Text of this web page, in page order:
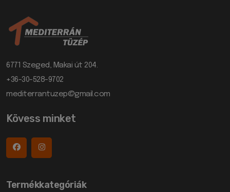
6771 Szeged, Makai út 204.
+36-30-528-9702
mediterrantuzep@gmail.com
Kövess minket
Termékkategóriák